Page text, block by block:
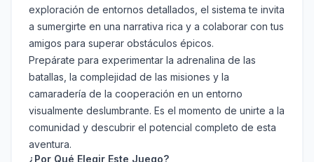
exploración de entornos detallados, el sistema te invita
a sumergirte en una narrativa rica y a colaborar con tus
amigos para superar obstáculos épicos.
Prepárate para experimentar la adrenalina de las
batallas, la complejidad de las misiones y la
camaradería de la cooperación en un entorno
visualmente deslumbrante. Es el momento de unirte a la
comunidad y descubrir el potencial completo de esta
aventura.
¿Por Qué Elegir Este Juego?